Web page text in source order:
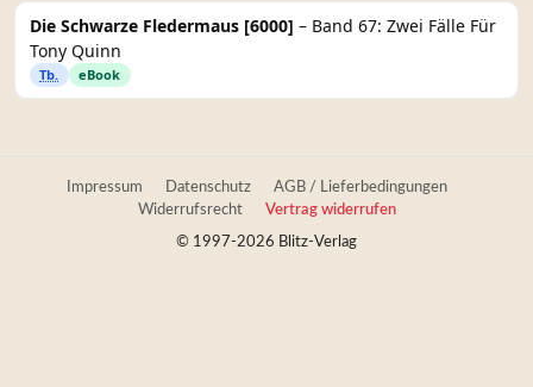
Die Schwarze Fledermaus [6000] – Band 67: Zwei Fälle Für
Tony Quinn
Tb. eBook
Impressum Datenschutz
AGB / Lieferbedingungen
Widerrufsrecht
Vertrag widerrufen
© 1997-2026 Blitz-Verlag